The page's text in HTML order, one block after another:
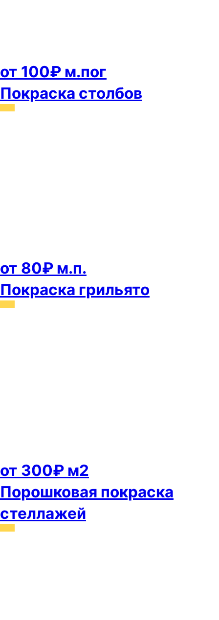
от 100₽ м.пог
Покраска столбов
от 80₽ м.п.
Покраска грильято
от 300₽ м2
Порошковая покраска
стеллажей